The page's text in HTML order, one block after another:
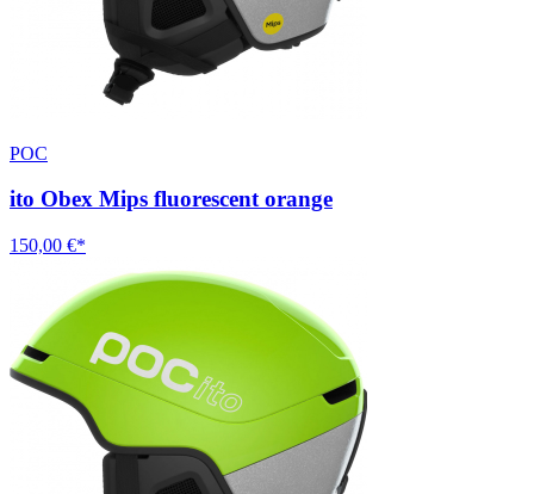
POC
ito Obex Mips fluorescent orange
150,00 €*